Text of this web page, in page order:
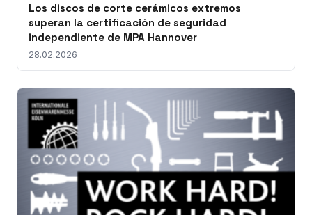
Los discos de corte cerámicos extremos
superan la certificación de seguridad
independiente de MPA Hannover
28.02.2026